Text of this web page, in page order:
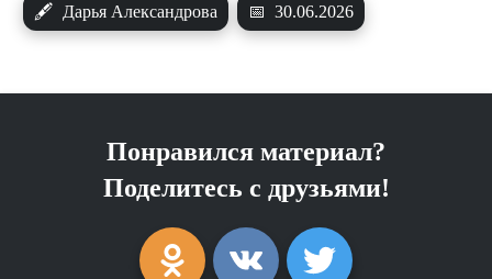
🖋 Дарья Александрова 📅 30.06.2026
Понравился материал?
Поделитесь с друзьями!